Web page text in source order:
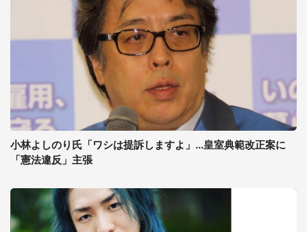
小林よしのり氏「ワシは提訴しますよ」...皇室典範改正案に
「憲法違反」主張